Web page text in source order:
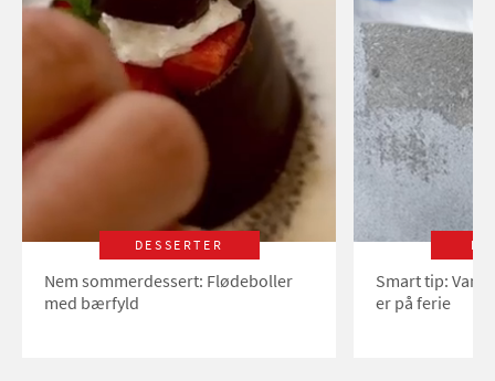
DESSERTER
Nem sommerdessert: Flødeboller
med bærfyld
Smart tip:
er på ferie